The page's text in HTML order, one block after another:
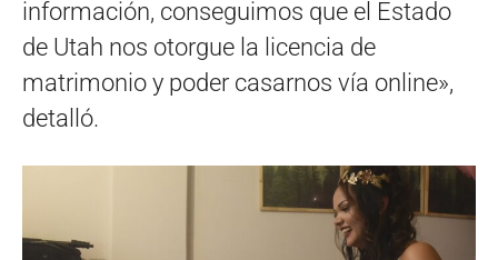
información, conseguimos que el Estado
de Utah nos otorgue la licencia de
matrimonio y poder casarnos vía online»,
detalló.